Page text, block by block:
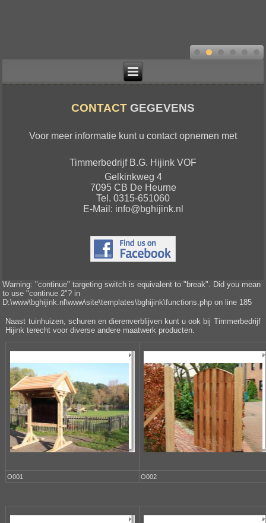
CONTACT GEGEVENS
Voor meer informatie kunt u contact opnemen met
Timmerbedrijf B.G. Hijink VOF
Gelkinkweg 4
7095 CB De Heurne
Tel. 0315-651060
E-Mail: info@bghijink.nl
Warning: "continue" targeting switch is equivalent to "break". Did you mean
to use "continue 2"? in
D:\www\bghijink.nl\www\site\templates\bghijink\functions.php on line 185
Naast tuinhuizen, schuren en dierenverblijven kunt u ook bij Timmerbedrijf
Hijink terecht voor diverse andere maatwerk producten.
O001 O002